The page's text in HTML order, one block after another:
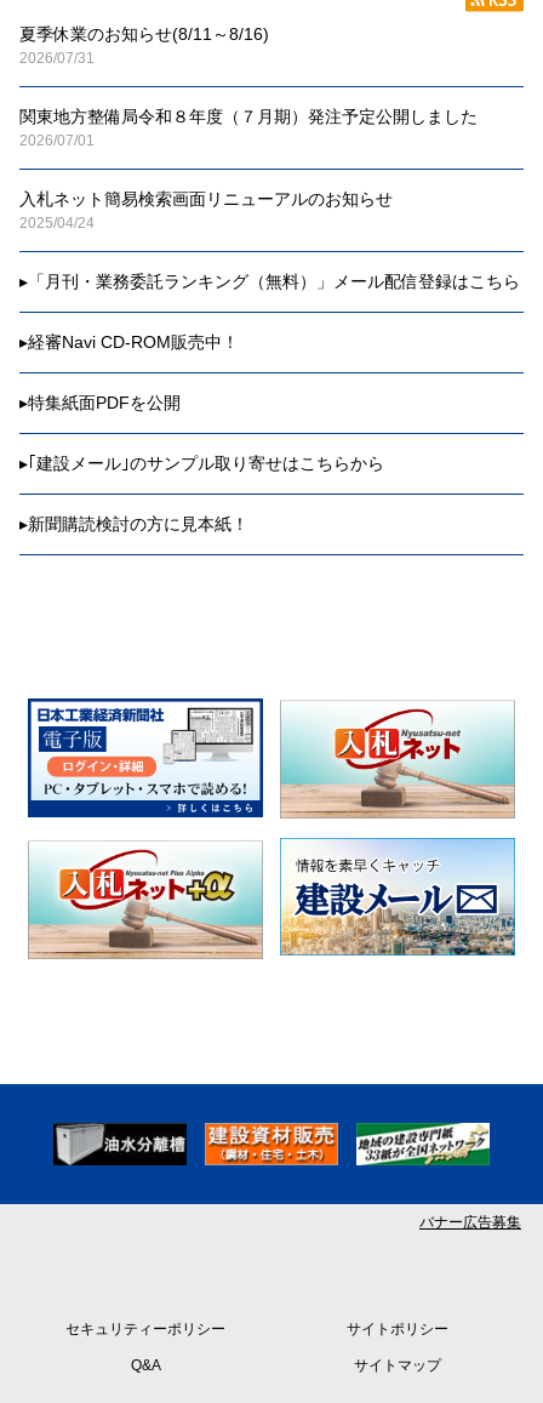
夏季休業のお知らせ(8/11～8/16)
2026/07/31
関東地方整備局令和８年度（７月期）発注予定公開しました
2026/07/01
入札ネット簡易検索画面リニューアルのお知らせ
2025/04/24
▸ 「月刊・業務委託ランキング（無料）」メール配信登録はこちら
▸経審Navi CD-ROM販売中！
▸特集紙面PDFを公開
▸ ｢建設メール｣のサンプル取り寄せはこちらから
▸新聞購読検討の方に見本紙！
バナー広告募集
セキュリティーポリシー サイトポリシー
Q&A サイトマップ